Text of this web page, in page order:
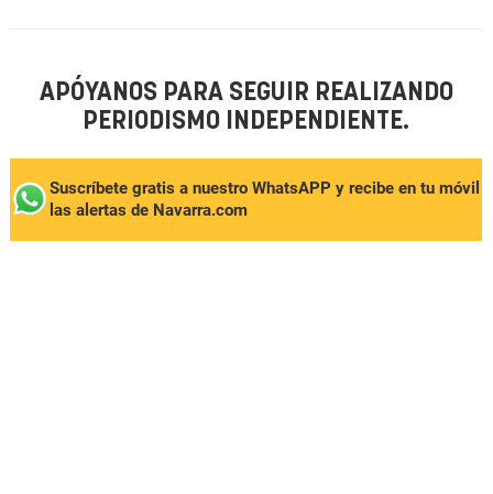
APÓYANOS PARA SEGUIR REALIZANDO
PERIODISMO INDEPENDIENTE.
Suscríbete gratis a nuestro WhatsAPP y recibe en tu móvil
las alertas de Navarra.com